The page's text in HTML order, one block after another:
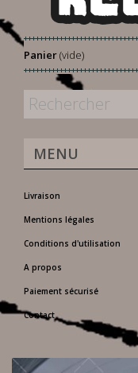
Panier(vide)
MENU
Livraison
Mentions légales
Conditions d'utilisation
A propos
Paiement sécurisé
Contact